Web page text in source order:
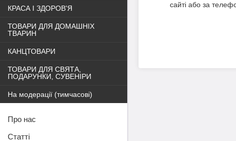
сайті або за
КРАСА І ЗДОРОВ'Я
ТОВАРИ ДЛЯ ДОМАШНІХ
ТВАРИН
КАНЦТОВАРИ
ТОВАРИ ДЛЯ СВЯТА,
ПОДАРУНКИ, СУВЕНІРИ
На модерації (тимчасові)
Про нас
Статті